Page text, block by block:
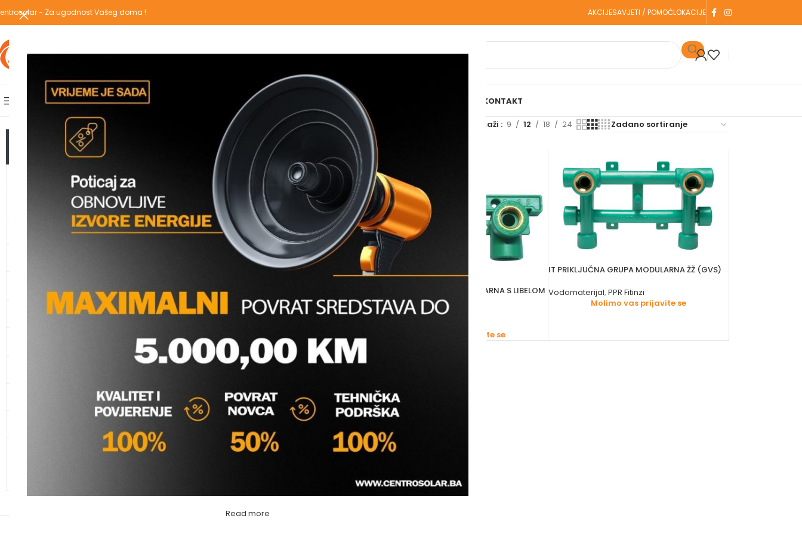
Read more
- Za ugodnost Vašeg doma ! AKCIJESAVJETI / POMOĆLOKACIJE
POPULARNE KATEGORIJE PREGLEDAJ CIJELI WEBSHOP
AKCIJSKA PONUDA
O NAMANAŠE USLUGE KONTAKT
TOP KATEGORIJE
TOPLOTNE PUMPE
KLIMA UREĐAJI
SPOJNI ELEMENTI
CIJEVI ZA ZAŠTITU KABLOVA
Proizvodi označeni “MODULARNA” Prikaži 9 12 18 24
IT PRIKLJUČNA GRUPA MODULARNA FIX ŽŽ TIP
2 (GVF)
IT PRIKLJUČNA GRUPA MODULARNA S LIBELOM
(GVD)
Molimo vas prijavite se
IT PRIKLJUČNA GRUPA MODULARNA ŽŽ (GVS)
Vodomaterijal, PPR Fitinzi
Molimo vas prijavite se